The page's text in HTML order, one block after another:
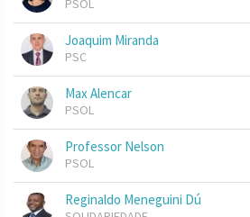
PSOL
Joaquim Miranda
PSC
Max Alencar
PSOL
Professor Nelson
PSOL
Reginaldo Meneguini Dú